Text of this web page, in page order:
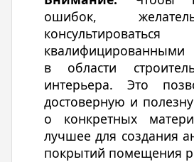
ошибок,
квалифицированными
в области
интерьера. Это
достоверную и
о конкретных
лучшее для создания
покрытий помещения